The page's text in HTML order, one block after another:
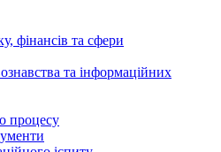
фінансів та сфери
та інформаційних
процесу